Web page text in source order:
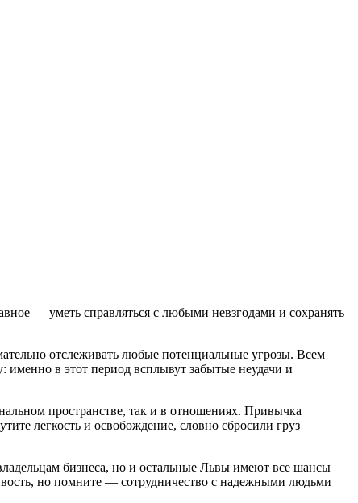
— уметь справляться с любыми невзгодами и сохранять
отслеживать любые потенциальные угрозы. Всем
в этот период всплывут забытые неудачи и
пространстве, так и в отношениях. Привычка
легкость и освобождение, словно сбросили груз
бизнеса, но и остальные Львы имеют все шансы
но помните — сотрудничество с надежными людьми